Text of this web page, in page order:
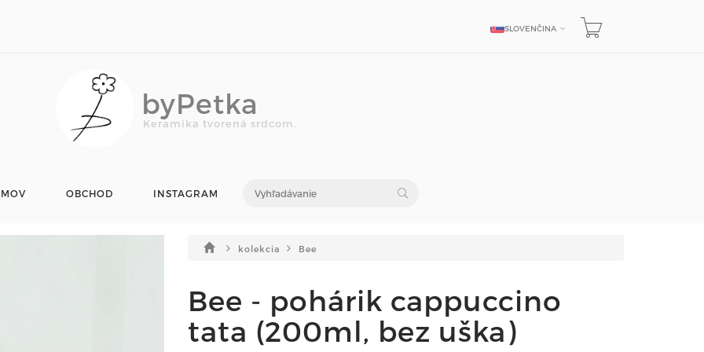
SLOVENČINA
JAZYK
byPetka
Keramika tvorená srdcom.
OBCHOD INSTAGRAM
kolekcia Bee
Bee - pohárik cappuccino
tata (200ml, bez uška)